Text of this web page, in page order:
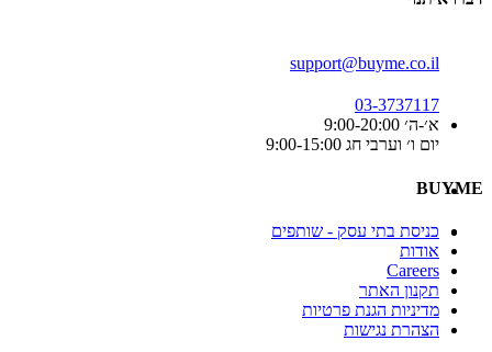
support@buyme.co.il
03-3737117
א׳-ה׳ 9:00-20:00
יום ו׳ וערבי חג 9:00-15:00
BUYME
כניסת בתי עסק - שותפים
אודות
Careers
תקנון האתר
מדיניות הגנת פרטיות
הצהרת נגישות